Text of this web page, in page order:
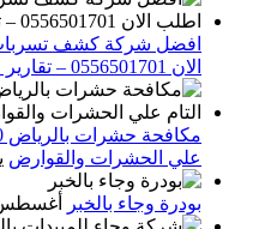
الان 0556501701‬‏ – تقارير معتمدة
علي الحشرات والقوارض
بودرة وجاء بالخبر أغسطس 5,